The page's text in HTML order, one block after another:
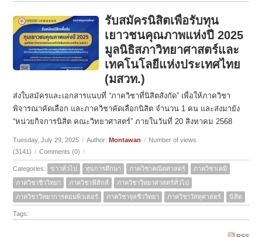
รับสมัครนิสิตเพื่อรับทุน
เยาวชนคุณภาพแห่งปี 2025
มูลนิธิสภาวิทยาศาสตร์และ
เทคโนโลยีแห่งประเทศไทย
(มสวท.)
ส่งใบสมัครและเอกสารแนบที่ “ภาควิชาที่นิสิตสังกัด” เพื่อให้ภาควิชา
พิจารณาคัดเลือก และภาควิชาคัดเลือกนิสิต จำนวน 1 คน และส่งมายัง
“หน่วยกิจการนิสิต คณะวิทยาศาสตร์” ภายในวันที่ 20 สิงหาคม 2568
Tuesday, July 29, 2025 / Author:Montawan / Number of views
(3141) / Comments (0) /
Categories: ข่าวทั่วไป ทุนการศึกษา ภาควิชาคณิตศาสตร์
ภาควิชาเคมี
ภาควิชาชีววิทยา
ภาควิชาฟิสิกส์
ภาควิชาวิทยาศาสตร์ทั่วไป
ภาควิชาวิทยาการคอมพิวเตอร์
ภาควิชาจุลชีววิทยา ภาควิชาวัสดุศาสตร์ นิสิต
Tags: